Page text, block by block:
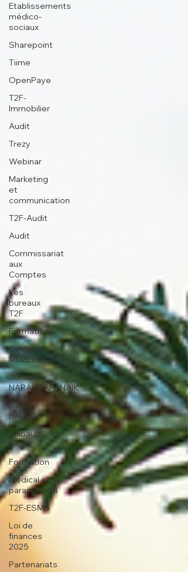
Etablissements
médico-
sociaux
Sharepoint
Tiime
OpenPaye
T2F-
Immobilier
Audit
Trezy
Webinar
Marketing
et
communication
T2F-Audit
Audit
Commissariat
aux
Comptes
Les
bureaux
T2F
Formation
Cyrille
MUZELLEC
Jordan
NARASSAPANAIK
Lucille
BAULT
Thibault
FAURE
Formation
Médical et
paramédical
T2F-ESMS
Loi de
finances
2025
Partenariats